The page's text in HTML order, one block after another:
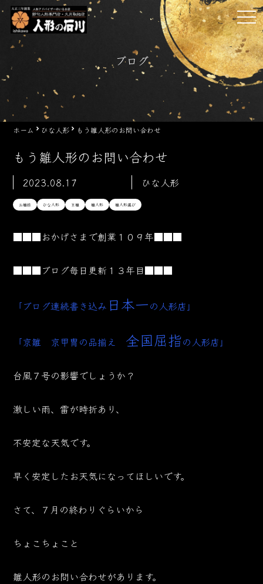
Skip
content
ブログ
ホーム ひな人形 もう雛人形のお問い合わせ
もう雛人形のお問い合わせ
2023.08.17 ひな人形
お雛様 ひな人形 京雛 雛人形 雛人形選び
■■■おかげさまで創業１０９年■■■
■■■ブログ毎日更新１３年目■■■
「ブログ連続書き込み 日本一の人形店」
「京雛 京甲冑の品揃え 全国屈指の人形店」
台風７号の影響でしょうか？
激しい雨、雷が時折あり、
不安定な天気です。
早く安定したお天気になってほしいです。
さて、７月の終わりぐらいから
ちょこちょこと
雛人形のお問い合わせがあります。